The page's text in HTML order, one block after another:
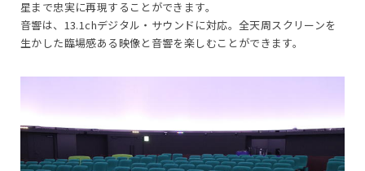
15:00～15:40
シーモンスター
16:00～16:35
19:00～20:20
【プレミアムナイト】QUEEN -HEAVEN
星まで忠実に再現することができます。
音響は、13.1chデジタル・サウンドに対応。全天周スクリーンを
生かした臨場感ある映像と音響を楽しむことができます。